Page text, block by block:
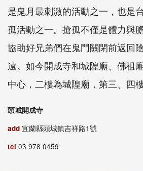
是鬼月最刺激的活動之一，也是
孤活動之一。搶孤不僅是體力與
協助好兄弟們在鬼門關閉前返回
遠。如今開成寺和城隍廟、佛祖
中心，二樓為城隍廟，第三、四
頭城開成寺
add 宜蘭縣頭城鎮吉祥路1號
tel 03 978 0459